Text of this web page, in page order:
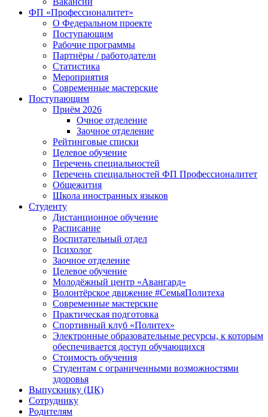
ФП «Профессионалитет»
О Федеральном проекте
Поступающим
Рабочие программы
Партнёры / работодатели
Статистика
Мероприятия
Современные мастерские
Поступающим
Приём 2026
Очное отделение
Заочное отделение
Рейтинговые списки
Целевое обучение
Перечень специальностей
Перечень специальностей ФП Профессионалитет
Общежития
Школа иностранных языков
Студенту
Дистанционное обучение
Расписание
Воспитательный отдел
Психолог
Заочное отделение
Целевое обучение
Молодёжный центр «Авангард»
Волонтёрское движение #СемьяПолитеха
Современные мастерские
Практическая подготовка
Спортивный клуб «Политех»
Электронные образовательные ресурсы, к которым
обеспечивается доступ обучающихся
Стоимость обучения
Студентам с ограниченными возможностями
здоровья
Выпускнику (ЦК)
Сотруднику
Родителям